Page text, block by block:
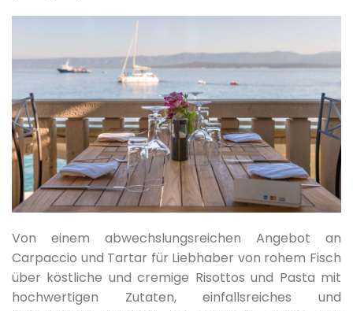
Von einem abwechslungsreichen Angebot an
Carpaccio und Tartar für Liebhaber von rohem Fisch
über köstliche und cremige Risottos und Pasta mit
hochwertigen Zutaten, einfallsreiches und